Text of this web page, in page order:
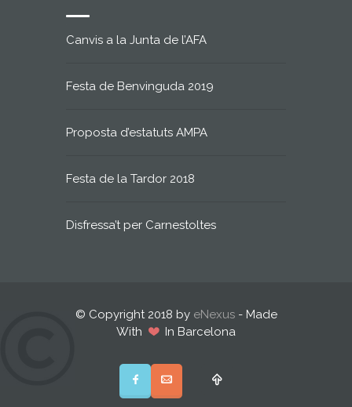
Canvis a la Junta de l’AFA
Festa de Benvinguda 2019
Proposta d’estatuts AMPA
Festa de la Tardor 2018
Disfressa’t per Carnestoltes
© Copyright 2018 by eNexus- Made
With
In Barcelona